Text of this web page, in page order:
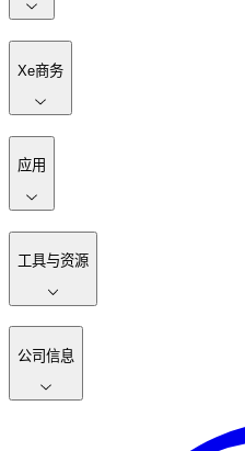
Xe商务
应用
工具与资源
公司信息